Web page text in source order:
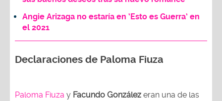
Angie Arizaga no estaría en ‘Esto es Guerra’ en
el 2021
Declaraciones de Paloma Fiuza
Paloma Fiuza y Facundo González eran una de las